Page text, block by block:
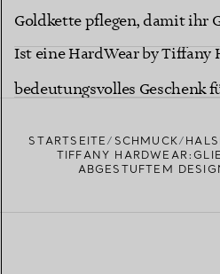
Goldkette pflegen, damit ihr
bleibt?
Ist eine HardWear by Tiffany
bedeutungsvolles Geschenk
STARTSEITE SCHMUCK
TIFFANY
ABGESTUFTEM